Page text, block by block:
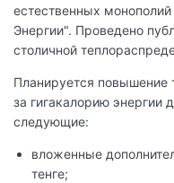
естественных
Энергии". Проведено
столичной
Планируется повышение
за гигакалорию энергии
следующие:
вложенные
тенге;